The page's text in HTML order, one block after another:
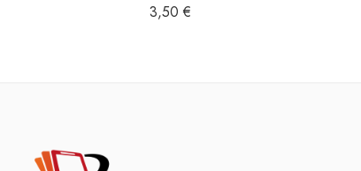
3,50 €